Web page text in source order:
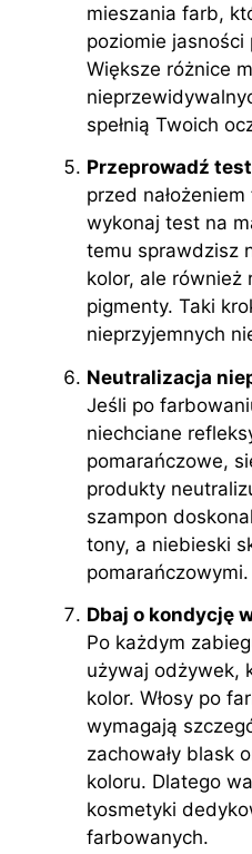
mieszania farb,
poziomie jasności
Większe różnice
spełnią Twoich
Przeprowadź
przed nałożeniem
wykonaj test na
temu sprawdzisz
kolor, ale również
pigmenty. Taki
nieprzyjemnych
Neutralizacja
Jeśli po
niechciane
pomarańczowe,
produkty
szampon
tony, a niebieski
pomarańczowymi.
Dbaj o kondycję
Po każdym
używaj odżywek,
kolor. Włosy po
wymagają
zachowały blask
koloru. Dlatego
kosmetyki
farbowanych.